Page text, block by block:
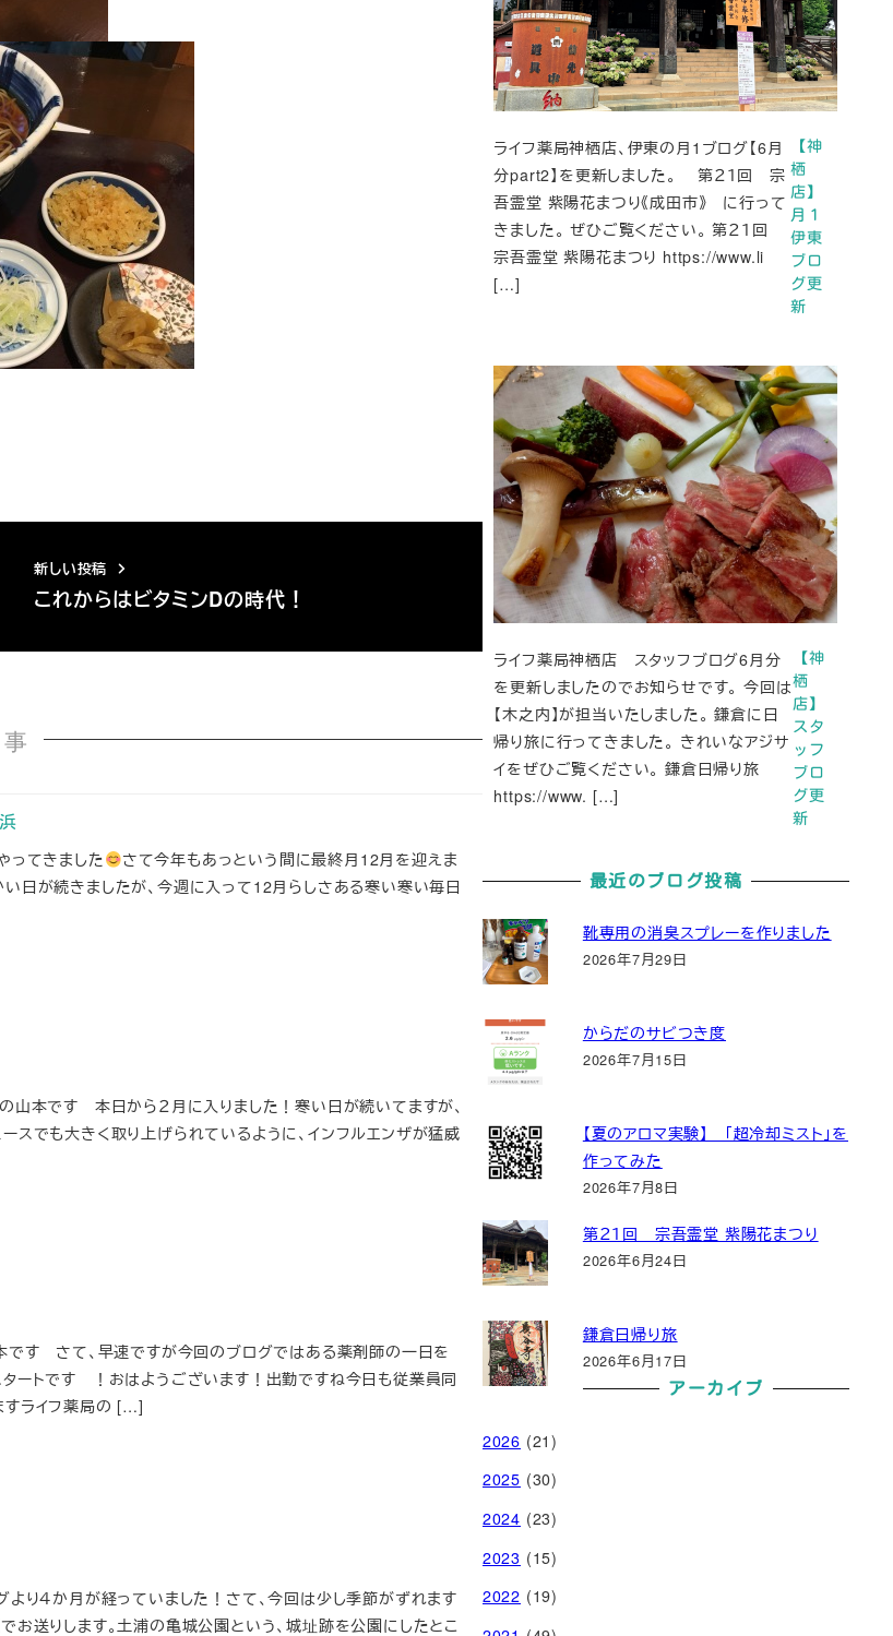
新しい投稿
これからはビタミンDの時代！
ってきました
さて今年もあっという間に最終月12月を迎えま
日が続きましたが、今週に入って12月らしさある寒い寒い毎日
山本です 本日から２月に入りました！寒い日が続いてますが、
スでも大きく取り上げられているように、インフルエンザが猛威
です さて、早速ですが今回のブログではある薬剤師の一日を
ートです ！おはようございます！出勤ですね今日も従業員同
すライフ薬局の […]
より４か月が経っていました！さて、今回は少し季節がずれます
お送りします。土浦の亀城公園という、城址跡を公園にしたとこ
【神
栖
店】
月１
伊東
ブロ
グ更
新
ライフ薬局神栖店、伊東の月1ブログ【6月
分part2】を更新しました。 第２１回 宗
吾霊堂 紫陽花まつり《成田市》 に行って
きました。 ぜひご覧ください。 第２１回
宗吾霊堂 紫陽花まつり https://www.li
[…]
【神
栖
店】
スタ
ッフ
ブロ
グ更
新
ライフ薬局神栖店 スタッフブログ6月分
を更新しましたのでお知らせです。 今回は
【木之内】が担当いたしました。 鎌倉に日
帰り旅に行ってきました。 きれいなアジサ
イをぜひご覧ください。 鎌倉日帰り旅
https://www. […]
最近のブログ投稿
靴専用の消臭スプレーを作りました
2026年7月29日
からだのサビつき度
2026年7月15日
【夏のアロマ実験】 「超冷却ミスト」を
作ってみた
2026年7月8日
第２１回 宗吾霊堂 紫陽花まつり
2026年6月24日
鎌倉日帰り旅
2026年6月17日
アーカイブ
2026 (21)
2025 (30)
2024 (23)
2023 (15)
2022 (19)